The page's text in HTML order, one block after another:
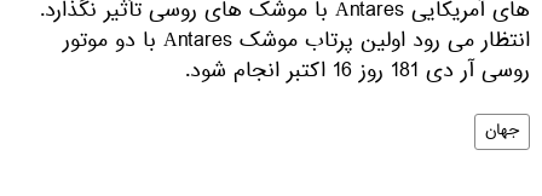
های آمریکایی Аntares با موشک های روسی تأثیر نگذارد.
انتظار می رود اولین پرتاب موشک Аntares با دو موتور
روسی آر دی 181 روز 16 اکتبر انجام شود.
جهان